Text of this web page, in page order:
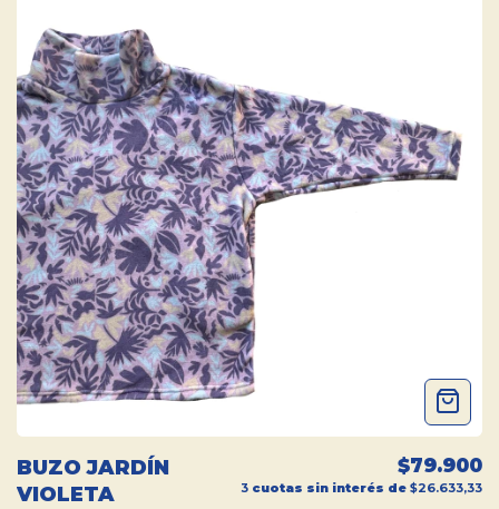
BUZO JARDÍN
VIOLETA
$79.900
3 cuotas sin interés de $26.633,33